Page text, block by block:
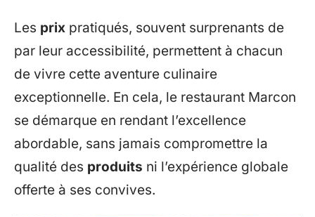
Les prix pratiqués, souvent surprenants de
par leur accessibilité, permettent à chacun
de vivre cette aventure culinaire
exceptionnelle. En cela, le restaurant Marcon
se démarque en rendant l’excellence
abordable, sans jamais compromettre la
qualité des produits ni l’expérience globale
offerte à ses convives.